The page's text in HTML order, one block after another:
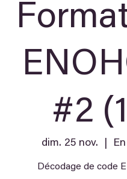
#2
dim. 25 nov.
Décodage de code